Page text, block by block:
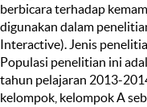
berbicara terhadap
digunakan dalam
Interactive). Jenis
Populasi penelitian ini
tahun pelajaran 2013-
kelompok, kelompok A